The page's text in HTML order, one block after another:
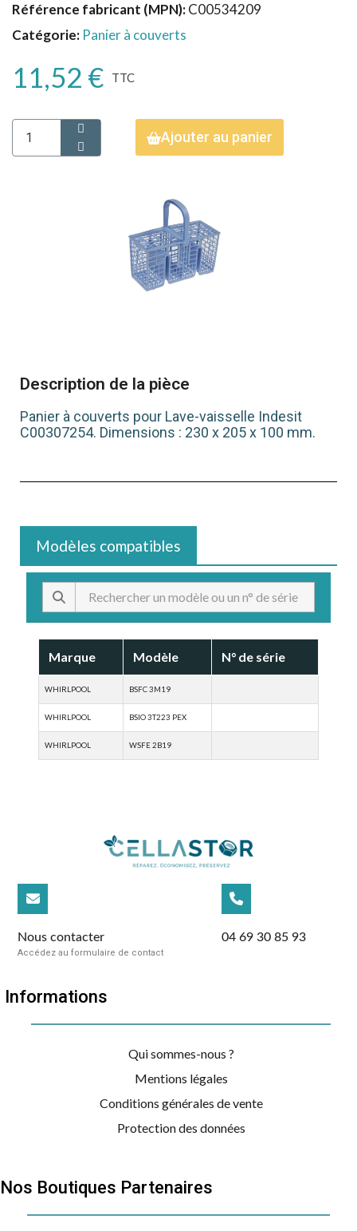
Référence fabricant (MPN) C00534209
Catégorie Panier à couverts
11,52 € TTC
Ajouter au panier
Description de la pièce
Panier à couverts pour Lave-vaisselle Indesit
C00307254. Dimensions : 230 x 205 x 100 mm.
Modèles compatibles
Marque Modèle N° de série
Nous contacter
Accédez au formulaire de contact
04 69 30 85 93
Informations
Qui sommes-nous ?
Mentions légales
Conditions générales de vente
Protection des données
Nos Boutiques Partenaires